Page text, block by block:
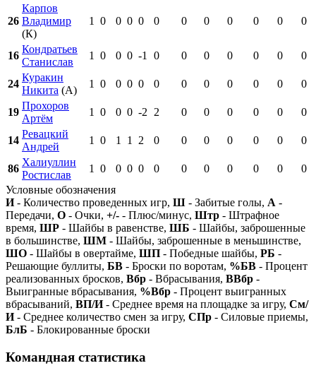
26
Карпов
Владимир
(К)
1 0 0 0 0 0 0 0 0 0 0 0
16
Кондратьев
Станислав
1 0 0 0 -1 0 0 0 0 0 0 0
24
Куракин
Никита (А)
1 0 0 0 0 0 0 0 0 0 0 0
19
Прохоров
Артём
1 0 0 0 -2 2 0 0 0 0 0 0
14
Ревацкий
Андрей
1 0 1 1 2 0 0 0 0 0 0 0
86
Халиуллин
Ростислав
1 0 0 0 0 0 0 0 0 0 0
0
Условные обозначения
И- Количество проведенных игр, Ш - Забитые голы, А -
Передачи, О - Очки, +/- - Плюс/минус, Штр - Штрафное
время, ШР - Шайбы в равенстве, ШБ - Шайбы, заброшенные
в большинстве, ШМ - Шайбы, заброшенные в меньшинстве,
ШО - Шайбы в овертайме, ШП - Победные шайбы, РБ -
Решающие буллиты, БВ - Броски по воротам, %БВ - Процент
реализованных бросков, Вбр - Вбрасывания, ВВбр -
Выигранные вбрасывания, %Вбр - Процент выигранных
вбрасываний, ВП/И- Среднее время на площадке за игру, См/
И- Среднее количество смен за игру, СПр - Силовые приемы,
БлБ - Блокированные броски
Командная статистика